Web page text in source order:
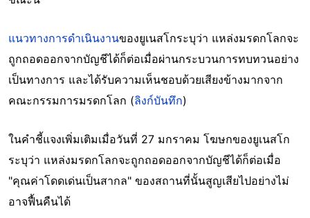
แนวทางการดำเนินงานของยูเนสโกระบุว่า แหล่งมรดกโลกจะ
ถูกถอดออกจากบัญชีได้ก็ต่อเมื่อผ่านกระบวนการทบทวนอย่าง
เป็นทางการ และได้รับความเห็นชอบด้วยเสียงข้างมากจาก
คณะกรรมการมรดกโลก (ลิงก์บันทึก)
ในคำชี้แจงเพิ่มเติมเมื่อวันที่ 27 มกราคม โฆษกของยูเนสโก
ระบุว่า แหล่งมรดกโลกจะถูกถอดออกจากบัญชีได้ก็ต่อเมื่อ
"คุณค่าโดดเด่นเป็นสากล" ของสถานที่นั้นสูญเสียไปอย่างไม่
อาจฟื้นคืนได้